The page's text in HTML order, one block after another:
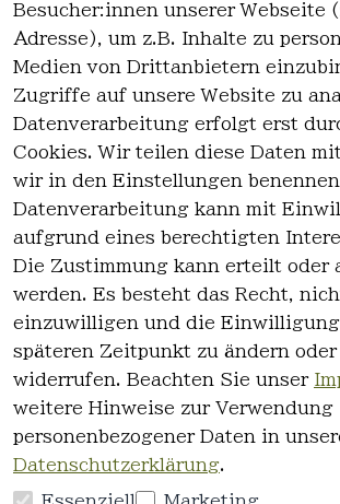
Besucher:innen unserer Webseite
Adresse), um z.B. Inhalte zu
Medien von Drittanbietern
Zugriffe auf unsere Website zu
Datenverarbeitung erfolgt erst
Cookies. Wir teilen diese Daten
wir in den Einstellungen
Datenverarbeitung kann mit
aufgrund eines berechtigten
Die Zustimmung kann erteilt oder
werden. Es besteht das Recht,
einzuwilligen und die Einwilligung
späteren Zeitpunkt zu ändern oder
widerrufen. Beachten Sie unser
weitere Hinweise zur Verwendung
personenbezogener Daten in
Datenschutzerklärung.
es
AGB
Datenschutz
Widerrufsre
cht
Kontakt
Kontakt
Registrieren